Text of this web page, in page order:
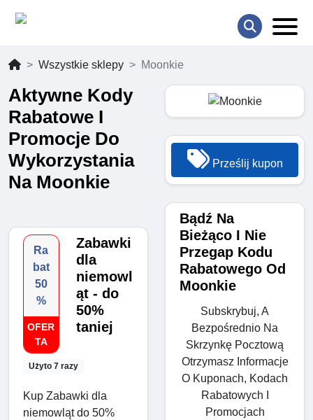
Wszystkie sklepy Moonkie
Aktywne Kody
Rabatowe I
Promocje Do
Wykorzystania
Na Moonkie
Ra
bat
50
%
OFER
TA
Użyto 7 razy
Zabawki
dla
niemowl
ąt - do
50%
taniej
Kup Zabawki dla
niemowląt do 50%
Prześlij kupon
Bądź Na
Bieżąco I Nie
Przegap Kodu
Rabatowego Od
Moonkie
Subskrybuj, A
Bezpośrednio Na
Skrzynkę Pocztową
Otrzymasz Informacje
O Kuponach, Kodach
Rabatowych I
Promocjach